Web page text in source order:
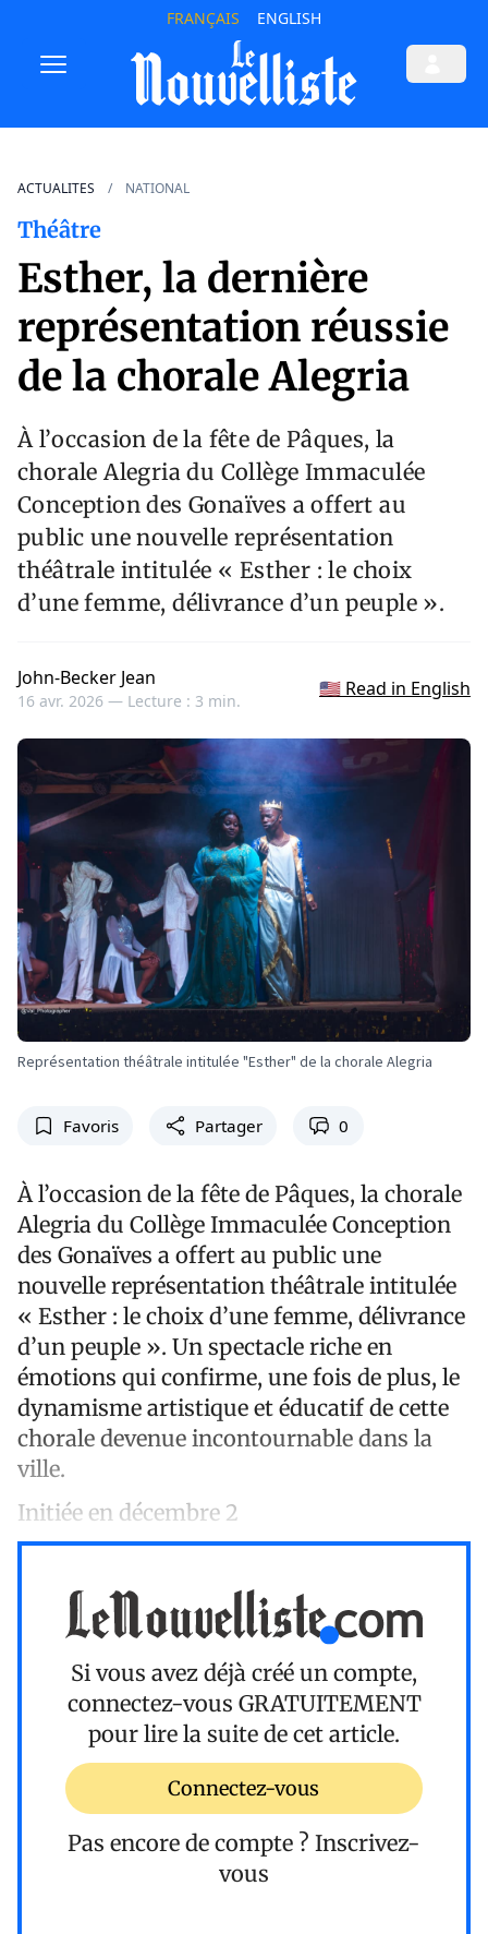
FRANÇAIS ENGLISH
ACTUALITES NATIONAL
Théâtre
Esther, la dernière
représentation réussie
de la chorale Alegria
À l’occasion de la fête de Pâques, la
chorale Alegria du Collège Immaculée
Conception des Gonaïves a offert au
public une nouvelle représentation
théâtrale intitulée « Esther : le choix
d’une femme, délivrance d’un peuple ».
John-Becker Jean
16 avr. 2026 — Lecture : 3 min.
🇺🇸 Read in English
Représentation théâtrale intitulée "Esther" de la chorale Alegria
Favoris Partager 0
À l’occasion de la fête de Pâques, la chorale
Alegria du Collège Immaculée Conception
des Gonaïves a offert au public une
nouvelle représentation théâtrale intitulée
« Esther : le choix d’une femme, délivrance
d’un peuple ». Un spectacle riche en
émotions qui confirme, une fois de plus, le
dynamisme artistique et éducatif de cette
chorale devenue incontournable dans la
ville.
Initiée en décembre 2
Si vous avez déjà créé un compte,
connectez-vous GRATUITEMENT
pour lire la suite de cet article.
Connectez-vous
Pas encore de compte ? Inscrivez-
vous